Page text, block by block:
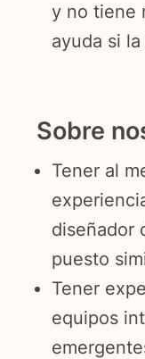
y no tiene
ayuda si
Sobre
Tener al
diseñador
puesto
Tener
equipos